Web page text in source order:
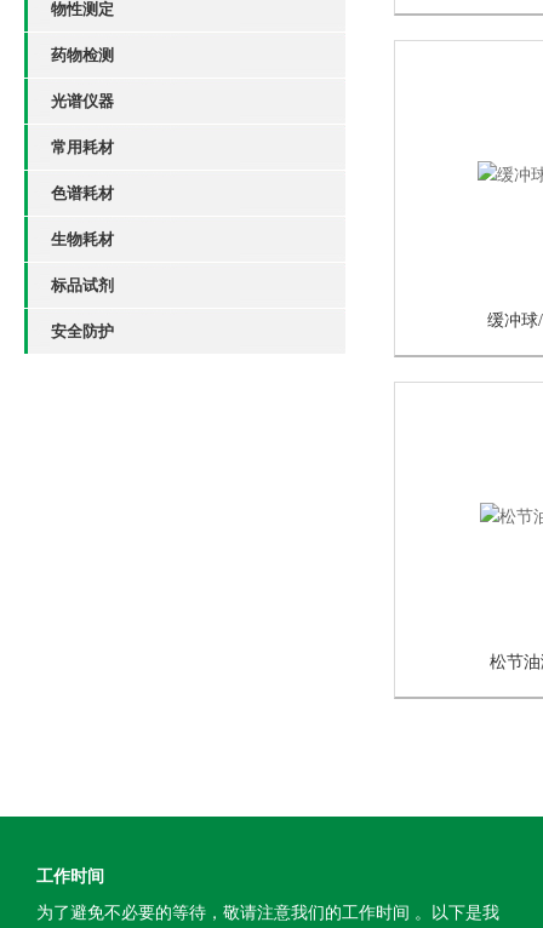
物性测定
药物检测
光谱仪器
常用耗材
色谱耗材
生物耗材
标品试剂
安全防护
缓冲球
松节
工作时间
为了避免不必要的等待，敬请注意我们的工作时间 。以下是我